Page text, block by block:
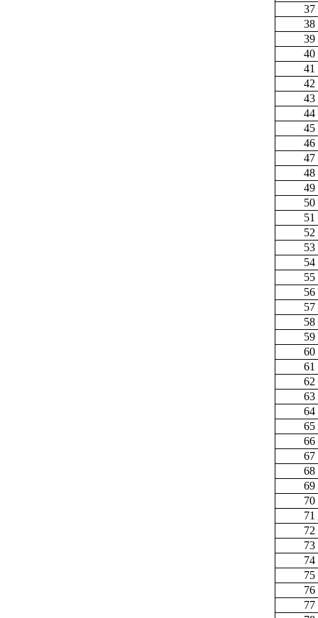
37
38
39
40
41
42
43
44
45
46
47
48
49
50
51
52
53
54
55
56
57
58
59
60
61
62
63
64
65
66
67
68
69
70
71
72
73
74
75
76
77